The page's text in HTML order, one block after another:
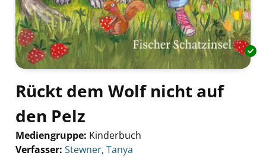
Rückt dem Wolf nicht auf
den Pelz
Mediengruppe: Kinderbuch
Verfasser: Suche nach diesem Verfasser
Stewner, Tanya